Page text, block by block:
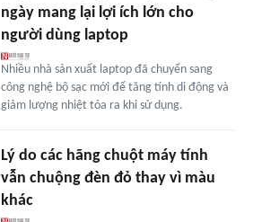
ngày mang lại lợi ích lớn cho
người dùng laptop
Nhiều nhà sản xuất laptop đã chuyển sang
công nghệ bộ sạc mới để tăng tính di động và
giảm lượng nhiệt tỏa ra khi sử dụng.
Lý do các hãng chuột máy tính
vẫn chuộng đèn đỏ thay vì màu
khác